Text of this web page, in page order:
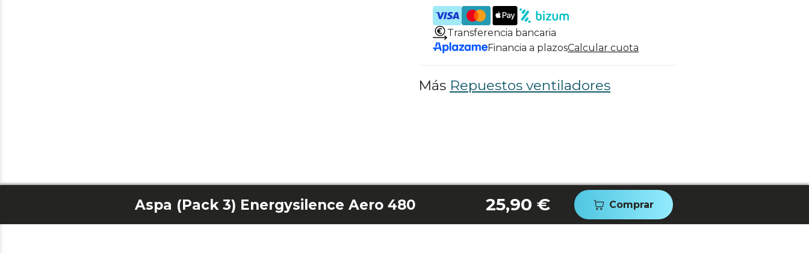
Transferencia bancaria
Financia a plazosCalcular cuota
Más Repuestos ventiladores
Aspa (Pack 3) Energysilence Aero 480 25,90 € Comprar